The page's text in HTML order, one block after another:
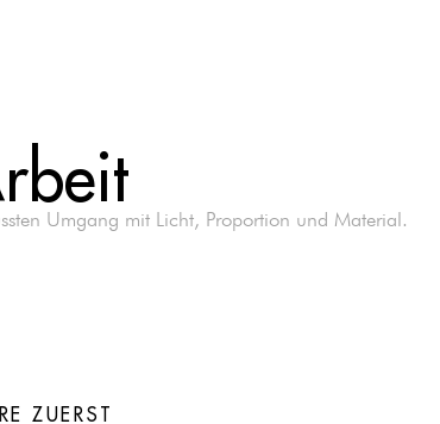
Umgang mit Licht, Proportion und Material.
ZUERST